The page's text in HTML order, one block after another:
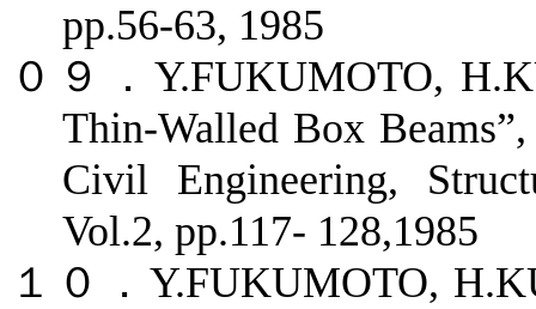
pp.56-63, 1985
０９．Y.FUKUMOTO,
Thin-Walled Box
Civil Engineering,
Vol.2, pp.117- 128,1985
１０． Y.FUKUMOTO,